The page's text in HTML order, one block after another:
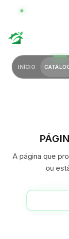
INÍCIO
A página que
ou